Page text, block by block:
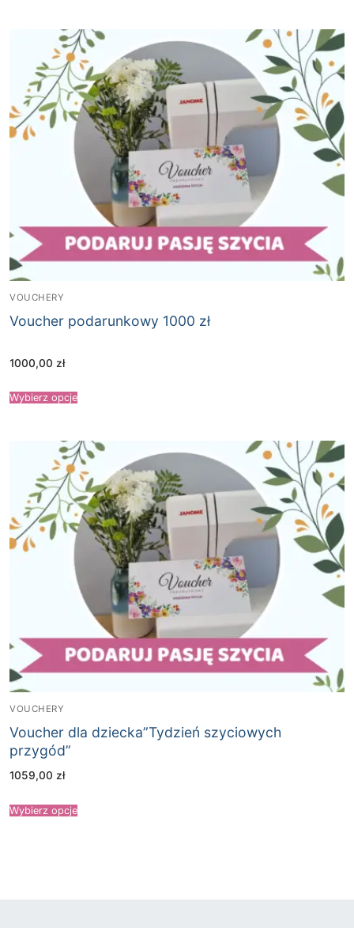
VOUCHERY
Voucher podarunkowy 1000 zł
1000,00 zł
Wybierz opcje
VOUCHERY
Voucher dla dziecka”Tydzień szyciowych
przygód”
1059,00 zł
Wybierz opcje